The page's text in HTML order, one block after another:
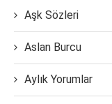
Aşk Sözleri
Aslan Burcu
Aylık Yorumlar